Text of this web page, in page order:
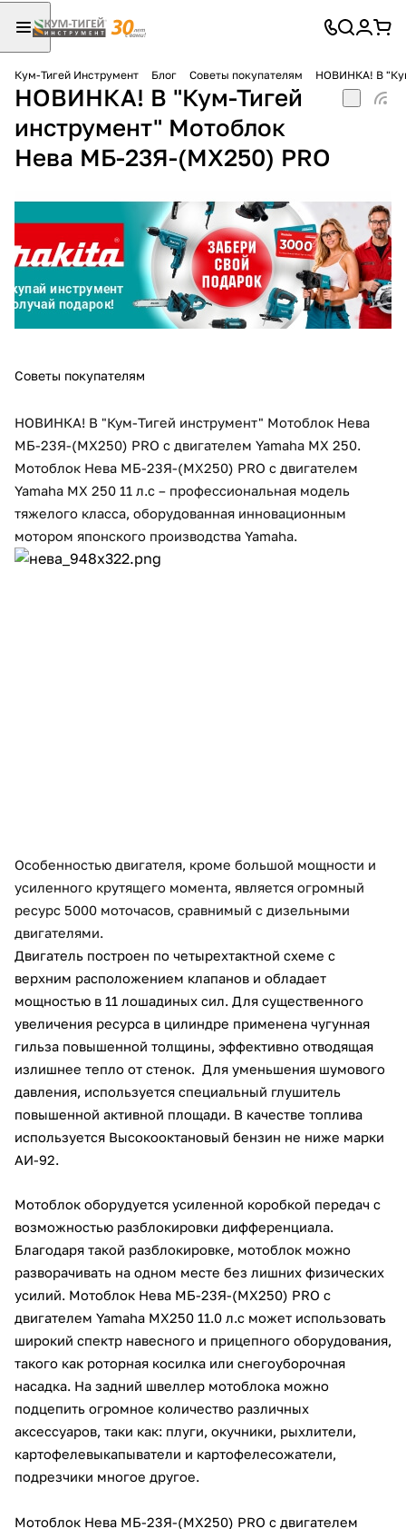
Кум-Тигей Инструмент Блог Советы покупателям НОВИНКА! В
НОВИНКА! В "Кум-Тигей
инструмент" Мотоблок
Нева МБ-23Я-(МХ250) PRO
Советы покупателям
НОВИНКА! В "Кум-Тигей инструмент" Мотоблок Нева
МБ-23Я-(МХ250) PRO с двигателем Yamaha MX 250.
Мотоблок Нева МБ-23Я-(МХ250) PRO с двигателем
Yamaha MX 250 11 л.с – профессиональная модель
тяжелого класса, оборудованная инновационным
мотором японского производства Yamaha.
Особенностью двигателя, кроме большой мощности и
усиленного крутящего момента, является огромный
ресурс 5000 моточасов, сравнимый с дизельными
двигателями.
Двигатель построен по четырехтактной схеме с
верхним расположением клапанов и обладает
мощностью в 11 лошадиных сил. Для существенного
увеличения ресурса в цилиндре применена чугунная
гильза повышенной толщины, эффективно отводящая
излишнее тепло от стенок. Для уменьшения шумового
давления, используется специальный глушитель
повышенной активной площади. В качестве топлива
используется Высокооктановый бензин не ниже марки
АИ-92.
Мотоблок оборудуется усиленной коробкой передач с
возможностью разблокировки дифференциала.
Благодаря такой разблокировке, мотоблок можно
разворачивать на одном месте без лишних физических
усилий. Мотоблок Нева МБ-23Я-(МХ250) PRO с
двигателем Yamaha MX250 11.0 л.с может использовать
широкий спектр навесного и прицепного оборудования,
такого как роторная косилка или снегоуборочная
насадка. На задний швеллер мотоблока можно
подцепить огромное количество различных
аксессуаров, таки как: плуги, окучники, рыхлители,
картофелевыкапыватели и картофелесожатели,
подрезчики многое другое.
Мотоблок Нева МБ-23Я-(МХ250) PRO с двигателем
Для клиентов всех банков
Разбейте
оплату
на части
без переплат
График платежей
Добавляйте товары
в корзину
Оплачивайте сегодня только
25% картой любого банка
раз в 2
недели
раз в 2 недели
plait.ru